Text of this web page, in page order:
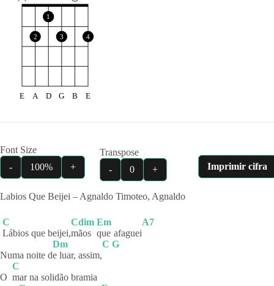
2
1
3 4
E A D G B E
Font Size
-
100% +
Transpose
-
0 + Imprimir cifra
Labios Que Beijei – Agnaldo Timoteo, Agnaldo
C
Lábios que beijei,
Cdim
mãos
Em
que afaguei
A7
Numa noite d
Dm
e luar, assim,
C G
O
C
mar na solidão bramia